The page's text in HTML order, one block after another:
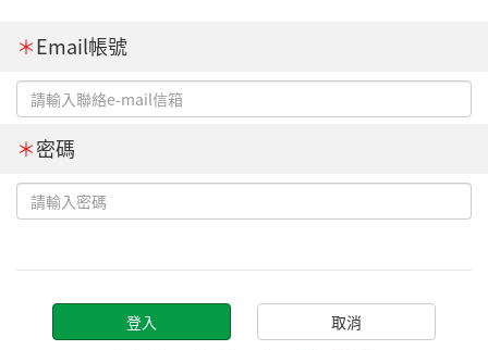
＊Email帳號
＊密碼